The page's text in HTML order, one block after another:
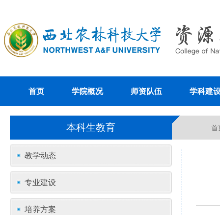
首页 学院概况 师资队伍 学科建
本科生教育 首
教学动态
专业建设
培养方案